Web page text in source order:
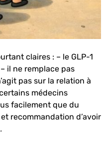
claires : – le GLP-1
il ne remplace pas
pas sur la relation à
médecins
facilement que du
recommandation d’avoir